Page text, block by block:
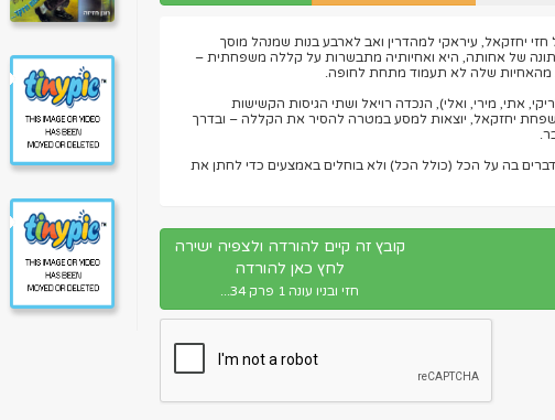
יחזקאל, עיראקי למהדרין ואב לארבע בנות שמנהל מוסך
של אחותה, היא ואחיותיה מתבשרות על קללה משפחתית –
שלה לא תעמוד מתחת לחופה.
אתי, מירי, ואלי), הנכדה רויאל ושתי הגיסות הקשישות
משפחת יחזקאל, יוצאות למסע במטרה להסיר את הקללה – ובדרך
בה על הכל (כולל הכל) ולא בוחלים באמצעים כדי לחתן את
קובץ זה קיים להורדה ולצפיה ישירה
לחץ כאן להורדה
חזי ובניו עונה 1 פרק 34...